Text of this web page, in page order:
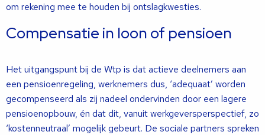
om rekening mee te houden bij ontslagkwesties.
Compensatie in loon of pensioen
Het uitgangspunt bij de Wtp is dat actieve deelnemers aan
een pensioenregeling, werknemers dus, ‘adequaat’ worden
gecompenseerd als zij nadeel ondervinden door een lagere
pensioenopbouw, én dat dit, vanuit werkgeversperspectief, zo
‘kostenneutraal’ mogelijk gebeurt. De sociale partners spreken